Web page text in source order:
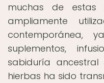
muchas de estas
ampliamente
contemporánea,
suplementos,
sabiduría
hierbas ha sido